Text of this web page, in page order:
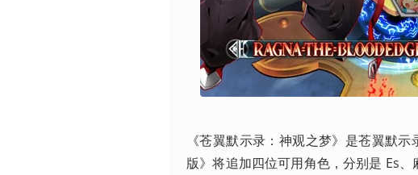
《苍翼默示录：神观之梦》是苍翼默
版》将追加四位可用角色，分别是 Es